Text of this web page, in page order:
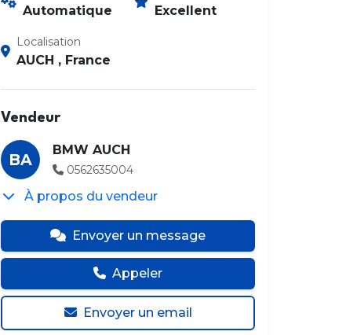
Automatique Excellent
Localisation
AUCH , France
Vendeur
BA
BMW AUCH
0562635004
À propos du vendeur
Envoyer un message
Appeler
Envoyer un email